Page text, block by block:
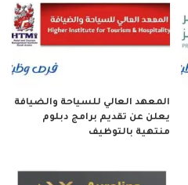
المعهد العالي للسياحة والضيافة
يعلن عن تقديم برامج دبلوم
منتهية بالتوظيف